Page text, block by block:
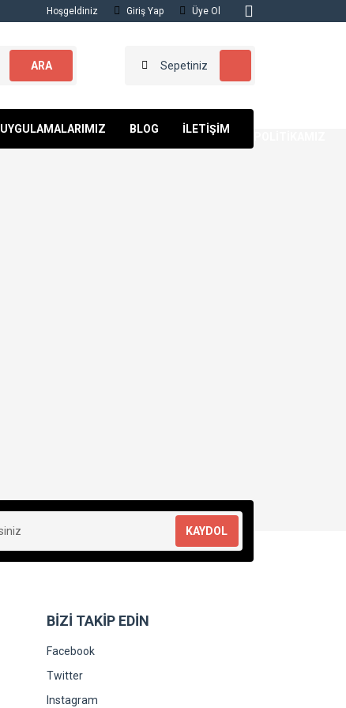
Hoşgeldiniz Giriş Yap Üye Ol
ARA Sepetiniz
UYGULAMALARIMIZ BLOG İLETİŞİM
KAYDOL
BİZİ TAKİP EDİN
Facebook
Twitter
Instagram